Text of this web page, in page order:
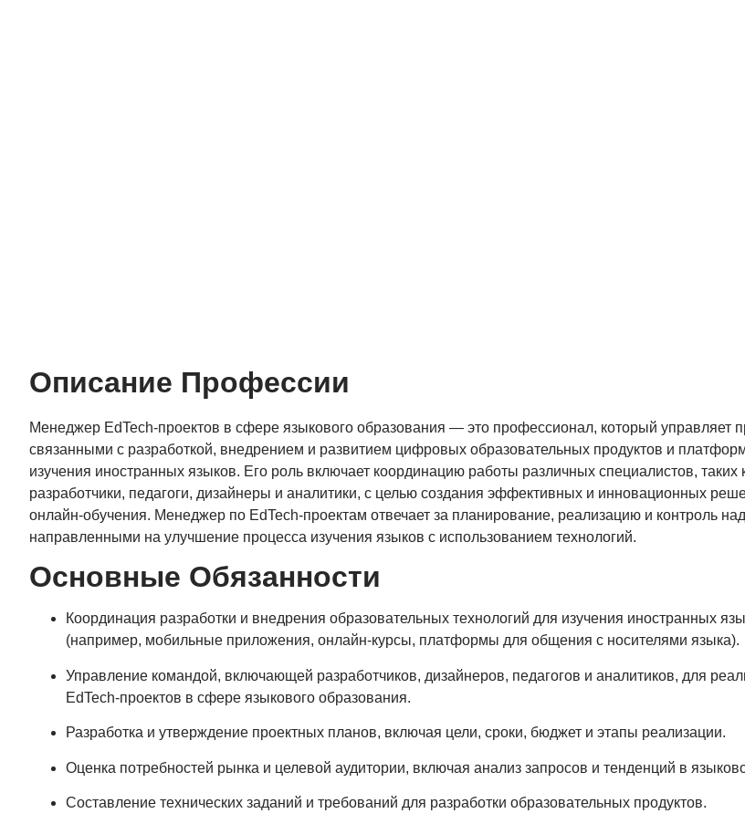
Описание Профессии
Менеджер EdTech-проектов в сфере языкового образования — это профессионал, который управляет
связанными с разработкой, внедрением и развитием цифровых образовательных продуктов и
изучения иностранных языков. Его роль включает координацию работы различных специалистов, таких
разработчики, педагоги, дизайнеры и аналитики, с целью создания эффективных и инновационных
онлайн-обучения. Менеджер по EdTech-проектам отвечает за планирование, реализацию и контроль
направленными на улучшение процесса изучения языков с использованием технологий.
Основные Обязанности
Координация разработки и внедрения образовательных технологий для изучения иностранных
(например, мобильные приложения, онлайн-курсы, платформы для общения с носителями языка).
Управление командой, включающей разработчиков, дизайнеров, педагогов и аналитиков, для
EdTech-проектов в сфере языкового образования.
Разработка и утверждение проектных планов, включая цели, сроки, бюджет и этапы реализации.
Оценка потребностей рынка и целевой аудитории, включая анализ запросов и тенденций в
Составление технических заданий и требований для разработки образовательных продуктов.